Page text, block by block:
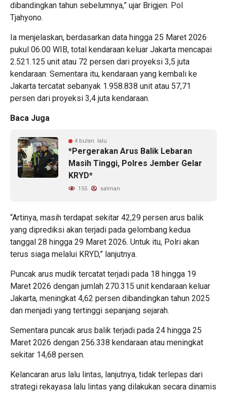
dibandingkan tahun sebelumnya,” ujar Brigjen. Pol
Tjahyono.
Ia menjelaskan, berdasarkan data hingga 25 Maret 2026
pukul 06.00 WIB, total kendaraan keluar Jakarta mencapai
2.521.125 unit atau 72 persen dari proyeksi 3,5 juta
kendaraan. Sementara itu, kendaraan yang kembali ke
Jakarta tercatat sebanyak 1.958.838 unit atau 57,71
persen dari proyeksi 3,4 juta kendaraan.
Baca Juga
4 bulan lalu
*Pergerakan Arus Balik Lebaran
Masih Tinggi, Polres Jember Gelar
KRYD*
155 salman
“Artinya, masih terdapat sekitar 42,29 persen arus balik
yang diprediksi akan terjadi pada gelombang kedua
tanggal 28 hingga 29 Maret 2026. Untuk itu, Polri akan
terus siaga melalui KRYD,” lanjutnya.
Puncak arus mudik tercatat terjadi pada 18 hingga 19
Maret 2026 dengan jumlah 270.315 unit kendaraan keluar
Jakarta, meningkat 4,62 persen dibandingkan tahun 2025
dan menjadi yang tertinggi sepanjang sejarah.
Sementara puncak arus balik terjadi pada 24 hingga 25
Maret 2026 dengan 256.338 kendaraan atau meningkat
sekitar 14,68 persen.
Kelancaran arus lalu lintas, lanjutnya, tidak terlepas dari
strategi rekayasa lalu lintas yang dilakukan secara dinamis